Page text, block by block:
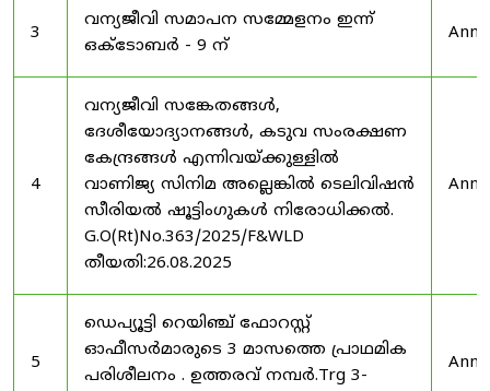
3
വന്യജീവി സമാപന സമ്മേളനം ഇന്ന്
ഒക്ടോബർ - 9 ന്
4
വന്യജീവി സങ്കേതങ്ങൾ,
ദേശീയോദ്യാനങ്ങൾ, കടുവ സംരക്ഷണ
കേന്ദ്രങ്ങൾ എന്നിവയ്ക്കുള്ളിൽ
വാണിജ്യ സിനിമ അല്ലെങ്കിൽ ടെലിവിഷൻ
സീരിയൽ ഷൂട്ടിംഗുകൾ നിരോധിക്കൽ.
G.O(Rt)No.363/2025/F&WLD
തീയതി:26.08.2025
5
ഡെപ്യൂട്ടി റെയിഞ്ച് ഫോറസ്റ്റ്
ഓഫീസർമാരുടെ 3 മാസത്തെ പ്രാഥമിക
പരിശീലനം . ഉത്തരവ് നമ്പർ.Trg 3-